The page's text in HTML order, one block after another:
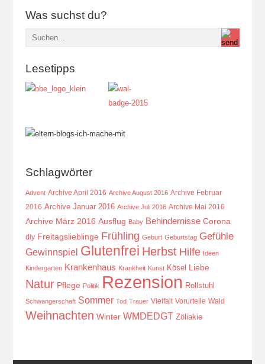
Was suchst du?
Lesetipps
Schlagwörter
Advent Archive April 2016 Archive August 2016 Archive Februar
2016 Archive Januar 2016 Archive Juli 2016 Archive Mai 2016
Archive März 2016 Ausflug Baby Behindernisse Corona
diy Freitagslieblinge Frühling Geburt Geburtstag Gefühle
Gewinnspiel Glutenfrei Herbst Hilfe Ideen
Kindergarten Krankenhaus Krankheit Kunst Kösel Liebe
Natur Pflege Politik Rezension Rollstuhl
Schwangerschaft Sommer Tod Trauer Vielfalt Vorurteile Wald
Weihnachten Winter WMDEDGT Zöliakie